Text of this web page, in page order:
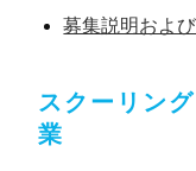
募集説明およ
スクーリン
業